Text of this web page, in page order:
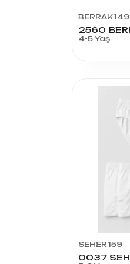
BERRAK149
4-5 Yaş
SEHER159